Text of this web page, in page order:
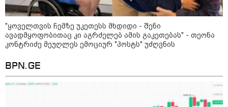
11:36 / 08-08-2026
წელიწადნახევარში საქართველოში 164
"ყოველთვის ჩემზე უკეთესს მხდიდი - შენი
ავადმყოფობითაც კი აგრძელებ ამის გაკეთებას" - თეონა
კონტრიძე მეუღლეს ემოციურ "პოსტს" უძღვნის
BPN.GE